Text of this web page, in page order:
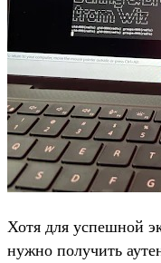
Хотя для успешной
нужно получить